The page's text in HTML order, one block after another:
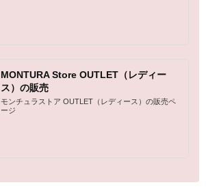
MONTURA Store OUTLET（レディー
ス）の販売
モンチュラストア OUTLET（レディース）の販売ペ
ージ